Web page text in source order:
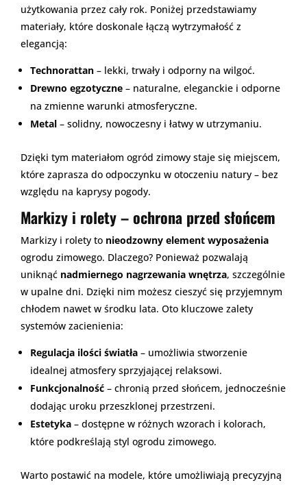
użytkowania przez cały rok. Poniżej przedstawiamy
materiały, które doskonale łączą wytrzymałość z
elegancją:
Technorattan – lekki, trwały i odporny na wilgoć.
Drewno egzotyczne – naturalne, eleganckie i odporne
na zmienne warunki atmosferyczne.
Metal – solidny, nowoczesny i łatwy w utrzymaniu.
Dzięki tym materiałom ogród zimowy staje się miejscem,
które zaprasza do odpoczynku w otoczeniu natury – bez
względu na kaprysy pogody.
Markizy i rolety – ochrona przed słońcem
Markizy i rolety to nieodzowny element wyposażenia
ogrodu zimowego. Dlaczego? Ponieważ pozwalają
uniknąć nadmiernego nagrzewania wnętrza, szczególnie
w upalne dni. Dzięki nim możesz cieszyć się przyjemnym
chłodem nawet w środku lata. Oto kluczowe zalety
systemów zacienienia:
Regulacja ilości światła – umożliwia stworzenie
idealnej atmosfery sprzyjającej relaksowi.
Funkcjonalność – chronią przed słońcem, jednocześnie
dodając uroku przeszklonej przestrzeni.
Estetyka – dostępne w różnych wzorach i kolorach,
które podkreślają styl ogrodu zimowego.
Warto postawić na modele, które umożliwiają precyzyjną